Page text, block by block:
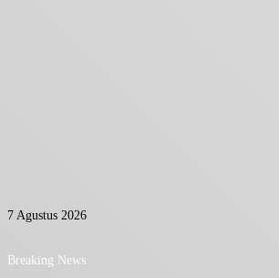
7 Agustus 2026
Breaking News